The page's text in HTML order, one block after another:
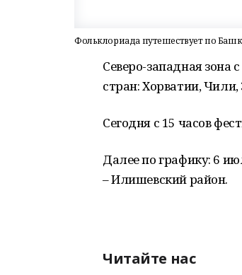
Фольклориада путешествует по
Северо-западная зона
стран: Хорватии,
Сегодня с 15 часов
Далее по графику: 6
– Илишевский район.
Читайте нас